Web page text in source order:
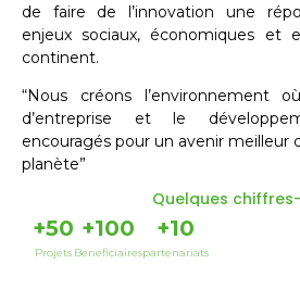
de faire de l’innovation une
enjeux sociaux, économiques et
continent.
“Nous créons l’environnement
d’entreprise et le
encouragés pour un avenir meilleur
planète”
Quelques
Projets
+50
Beneficiaires
+100
partenariats
+10